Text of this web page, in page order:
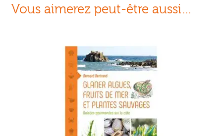
Vous aimerez peut-être aussi…